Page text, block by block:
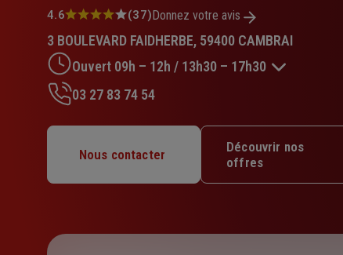
Note
4.6
sur
5
étoiles
4.6 (37)Donnez votre avis
3 BOULEVARD FAIDHERBE, 59400 CAMBRAI
Ouvert 09h – 12h / 13h30 – 17h30
Mardi : 09h – 12h / 13h30 – 17h30
Mercredi : 09h – 12h
Jeudi : 09h – 12h / 13h30 – 17h30
03 27 83 74 54
Nous contacter
Découvrir nos
offres